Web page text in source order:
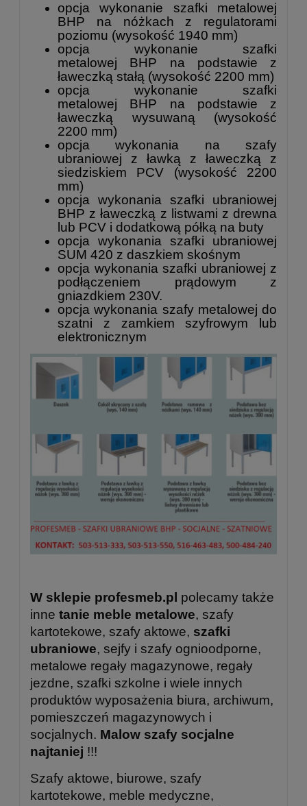
opcja wykonanie szafki metalowej
BHP na nóżkach z regulatorami
poziomu (wysokość 1940 mm)
opcja wykonanie szafki
metalowej BHP na podstawie z
ławeczką stałą (wysokość 2200 mm)
opcja wykonanie szafki
metalowej BHP na podstawie z
ławeczką wysuwaną (wysokość
2200 mm)
opcja wykonania na szafy
ubraniowej z ławką z ławeczką z
siedziskiem PCV (wysokość 2200
mm)
opcja wykonania szafki ubraniowej
BHP z ławeczką z listwami z drewna
lub PCV i dodatkową półką na buty
opcja wykonania szafki ubraniowej
SUM 420 z daszkiem skośnym
opcja wykonania szafki ubraniowej z
podłączeniem prądowym z
gniazdkiem 230V.
opcja wykonania szafy metalowej do
szatni z zamkiem szyfrowym lub
elektronicznym
W sklepie profesmeb.pl polecamy także
inne tanie meble metalowe, szafy
kartotekowe, szafy aktowe, szafki
ubraniowe, sejfy i szafy ognioodporne,
metalowe regały magazynowe, regały
jezdne, szafki szkolne i wiele innych
produktów wyposażenia biura, archiwum,
pomieszczeń magazynowych i
socjalnych. Malow szafy socjalne
najtaniej !!!
Szafy aktowe, biurowe, szafy
kartotekowe, meble medyczne,